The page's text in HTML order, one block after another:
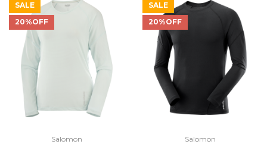
20% Off 40% Off 30% Off
SALE
20%OFF
Salomon
SALE
20%OFF
Salomon